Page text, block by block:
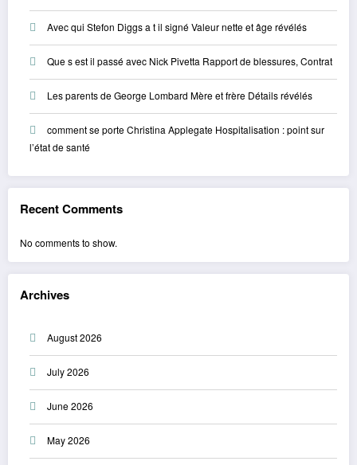
Avec qui Stefon Diggs a t il signé Valeur nette et âge révélés
Que s est il passé avec Nick Pivetta Rapport de blessures, Contrat
Les parents de George Lombard Mère et frère Détails révélés
comment se porte Christina Applegate Hospitalisation : point sur
l’état de santé
Recent Comments
No comments to show.
Archives
August 2026
July 2026
June 2026
May 2026